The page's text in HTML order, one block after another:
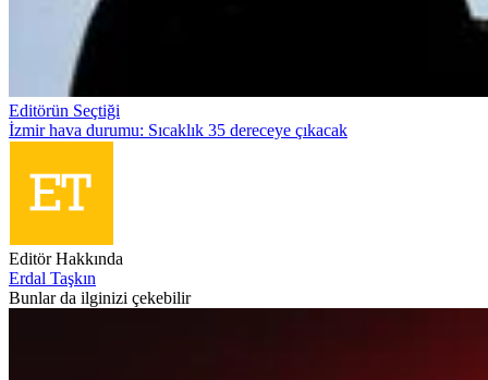
Editörün Seçtiği
İzmir hava durumu: Sıcaklık 35 dereceye çıkacak
Editör Hakkında
Erdal Taşkın
Bunlar da ilginizi çekebilir